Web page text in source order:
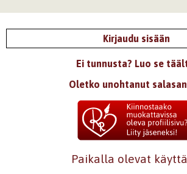
Kirjaudu sisään
Ei tunnusta? Luo se
Oletko unohtanut
Paikalla olevat